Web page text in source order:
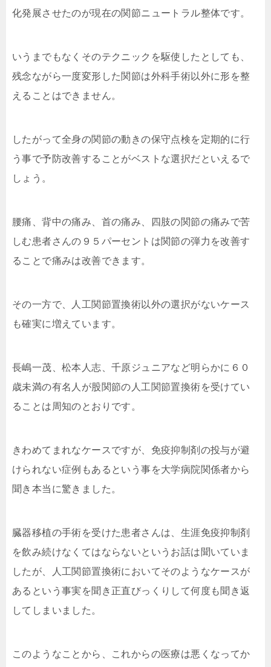
化発展させたのが現在の関節ニュートラル整体です。
いうまでもなくそのテクニックを駆使したとしても、
残念ながら一度変形した関節は外科手術以外に形を整
えることはできません。
したがって全身の関節の動きの保守点検を定期的に行
う事で予防改善することがベストな選択だといえるで
しょう。
腰痛、背中の痛み、首の痛み、四肢の関節の痛みで苦
しむ患者さんの９５パーセントは関節の弾力を改善す
ることで痛みは改善できます。
その一方で、人工関節置換術以外の選択がないケース
も確実に増えています。
長嶋一茂、松本人志、千原ジュニアなど明らかに６０
歳未満の有名人が股関節の人工関節置換術を受けてい
ることは周知のとおりです。
きわめてまれなケースですが、免疫抑制剤の投与が避
けられない症例もあるという事を大学病院関係者から
聞き本当に驚きました。
臓器移植の手術を受けた患者さんは、生涯免疫抑制剤
を飲み続けなくてはならないというお話は聞いていま
したが、人工関節置換術においてそのようなケースが
あるという事実を聞き正直びっくりして何度も聞き返
してしまいました。
このようなことから、これからの医療は悪くなってか